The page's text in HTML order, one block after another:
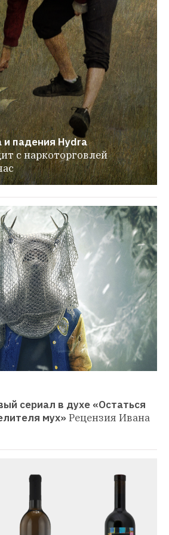
падения Hydra
с наркоторговлей
сериал в духе «Остаться
мух» Рецензия Ивана